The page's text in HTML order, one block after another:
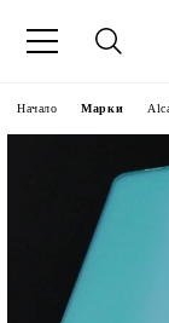
Начало Марки